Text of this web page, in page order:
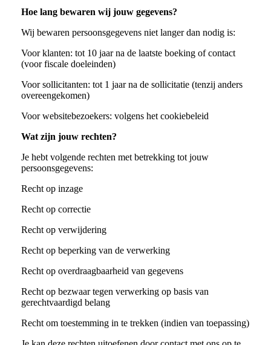
Hoe lang bewaren wij jouw gegevens?
Wij bewaren persoonsgegevens niet langer dan nodig is:
Voor klanten: tot 10 jaar na de laatste boeking of contact
(voor fiscale doeleinden)
Voor sollicitanten: tot 1 jaar na de sollicitatie (tenzij anders
overeengekomen)
Voor websitebezoekers: volgens het cookiebeleid
Wat zijn jouw rechten?
Je hebt volgende rechten met betrekking tot jouw
persoonsgegevens:
Recht op inzage
Recht op correctie
Recht op verwijdering
Recht op beperking van de verwerking
Recht op overdraagbaarheid van gegevens
Recht op bezwaar tegen verwerking op basis van
gerechtvaardigd belang
Recht om toestemming in te trekken (indien van toepassing)